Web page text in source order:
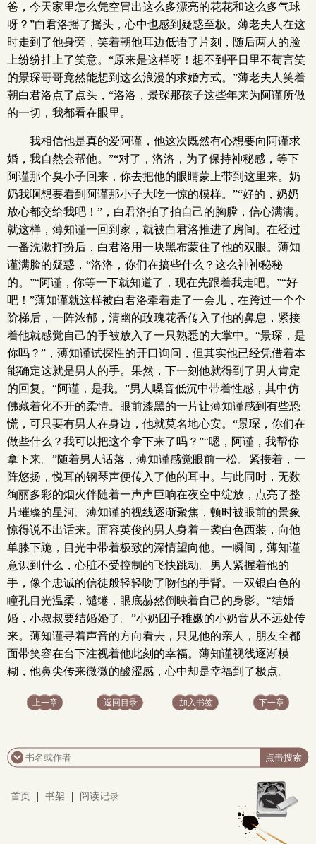
爸，今天家里怎么凭空冒出这么多漂亮的花花和这么多气球
呀？”白君洛摇了摇头，心中也感到疑惑至极。薄老夫人在这
时走到了他身旁，笑着朝他耳边低语了片刻，随后两人的脸
上纷纷挂上了笑意。“原来是这样呀！想不到平日里不苟言笑
的景琛哥哥竟然能想到这么浪漫的求婚方式。”薄老夫人笑着
朝白君洛点了点头，“洛洛，景琛那孩子这些年来为阿谨所做
的一切，我都看在眼里。
我相信他是真的爱阿谨，他这次既然有心想要向阿谨求
婚，我自然会帮他。”“对了，洛洛，为了保持神秘感，等下
阿谨那个臭小子回来，你去把他的眼睛蒙上带到这里来。奶
奶我啊想要看到阿谨那小子大吃一惊的模样。”“好的，奶奶
放心都交给我吧！”，白君洛拍了拍自己的胸膛，信心满满。
就这样，薄知谨一回到家，就被白君洛推进了房间。在经过
一番洗漱打扮后，白君洛用一块黑布蒙住了他的双眼。薄知
谨满脸的疑惑，“洛洛，你们在搞些什么？这么神神秘秘
的。”“阿谨，你等一下就知道了，现在先跟着我走吧。”“好
吧！”薄知谨就这样被白君洛牵着走了一会儿，在跨过一个个
阶梯后，一阵浓郁，清幽的玫瑰花香传入了他的鼻息，紧接
着他就感觉自己的手被放入了一只熟悉的大掌中。“景琛，是
你吗？”，薄知谨试探性的开口询问，但其实他已经凭借着本
能确定这就是男人的手。果然，下一刻他就得到了男人肯定
的回复。“阿谨，是我。”男人嗓音低沉中带着性感，其中仿
佛藏着化不开的柔情。眼前漆黑的一片让薄知谨感到有些恐
慌，可只要有男人在身边，他就莫名地心安。“景琛，你们在
做些什么？我可以把这个拿下来了吗？”“嗯，阿谨，我帮你
拿下来。”随着男人话落，薄知谨感觉眼前一松。紧接着，一
阵悠扬，悦耳的钢琴声便传入了他的耳中。与此同时，无数
绚丽多彩的烟火伴随着一声声巨响在夜空中绽放，点亮了整
片璀璨的星河。薄知谨的视线逐渐聚焦，顿时被眼前的景象
惊得说不出话来。面容英俊的男人身着一袭白色西装，向他
单膝下跪，目光中带着极致的深情望向他。一瞬间，薄知谨
意识到什么，心脏不受控制的飞快跳动。男人紧握着他的
手，像个忠诚的信徒般轻轻吻了吻他的手背。一双银白色的
瞳孔目光温柔，缱绻，眼底赫然倒映着自己的身影。“结婚
婚，小叔叔要结婚婚了。”小奶团子稚嫩的小奶音从不远处传
来。薄知谨寻着声音的方向看去，只见他的亲人，朋友全都
面带笑容在台下注视着他此刻的幸福。薄知谨视线逐渐模
糊，他鼻尖传来微微的酸涩感，心中却是幸福到了极点。
上一章 返回目录 加入书签 下一章
首页 书架 阅读记录